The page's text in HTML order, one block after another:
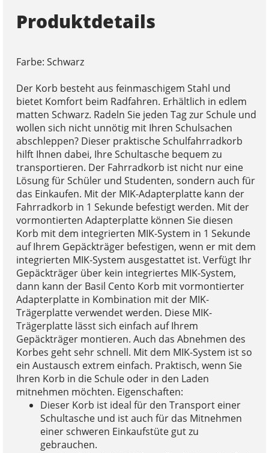
Produktdetails
Farbe: Schwarz
Der Korb besteht aus feinmaschigem Stahl und
bietet Komfort beim Radfahren. Erhältlich in edlem
matten Schwarz. Radeln Sie jeden Tag zur Schule und
wollen sich nicht unnötig mit Ihren Schulsachen
abschleppen? Dieser praktische Schulfahrradkorb
hilft Ihnen dabei, Ihre Schultasche bequem zu
transportieren. Der Fahrradkorb ist nicht nur eine
Lösung für Schüler und Studenten, sondern auch für
das Einkaufen. Mit der MIK-Adapterplatte kann der
Fahrradkorb in 1 Sekunde befestigt werden. Mit der
vormontierten Adapterplatte können Sie diesen
Korb mit dem integrierten MIK-System in 1 Sekunde
auf Ihrem Gepäckträger befestigen, wenn er mit dem
integrierten MIK-System ausgestattet ist. Verfügt Ihr
Gepäckträger über kein integriertes MIK-System,
dann kann der Basil Cento Korb mit vormontierter
Adapterplatte in Kombination mit der MIK-
Trägerplatte verwendet werden. Diese MIK-
Trägerplatte lässt sich einfach auf Ihrem
Gepäckträger montieren. Auch das Abnehmen des
Korbes geht sehr schnell. Mit dem MIK-System ist so
ein Austausch extrem einfach. Praktisch, wenn Sie
Ihren Korb in die Schule oder in den Laden
mitnehmen möchten. Eigenschaften:
Dieser Korb ist ideal für den Transport einer
Schultasche und ist auch für das Mitnehmen
einer schweren Einkaufstüte gut zu
gebrauchen.